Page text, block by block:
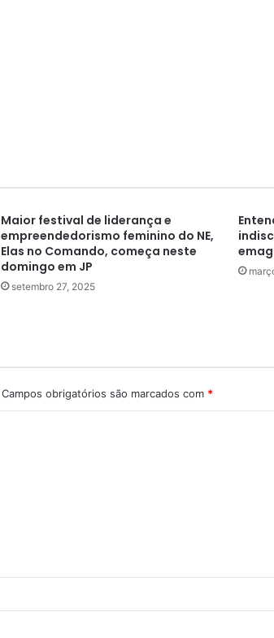
Maior festival de liderança e
empreendedorismo feminino do NE,
Elas no Comando, começa neste
domingo em JP
setembro 27, 2025
Campos obrigatórios são marcados com *